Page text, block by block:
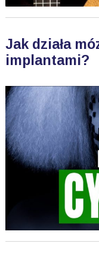
Jak działa
implantami?